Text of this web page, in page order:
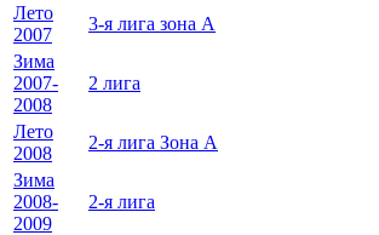
Лето
2007
3-я лига зона А
Зима
2007-
2008
2 лига
Лето
2008
2-я лига Зона А
Зима
2008-
2009
2-я лига